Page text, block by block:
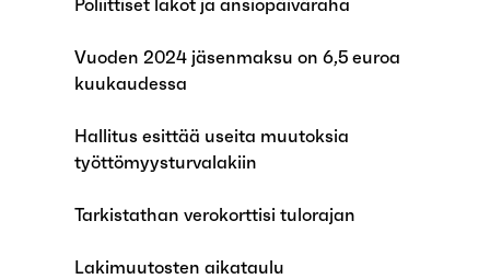
Poliittiset lakot ja ansiopäiväraha
Vuoden 2024 jäsenmaksu on 6,5 euroa
kuukaudessa
Hallitus esittää useita muutoksia
työttömyysturvalakiin
Tarkistathan verokorttisi tulorajan
Lakimuutosten aikataulu